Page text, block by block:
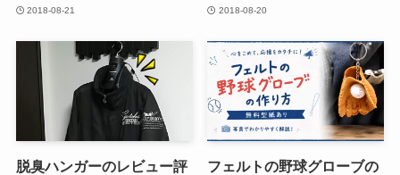
2018-08-21 2018-08-20
脱臭ハンガーのレビュー評
フェルトの野球グローブの